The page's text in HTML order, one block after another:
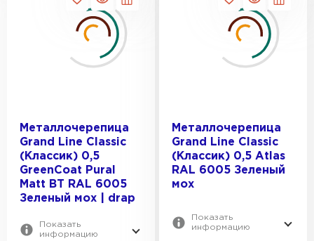
Металлочерепица
Grand Line Classic
(Классик) 0,5
GreenCoat Pural
Matt BT RAL 6005
Зеленый мох | drap
Показать
информацию
Металлочерепица
Grand Line Classic
(Классик) 0,5 Atlas
RAL 6005 Зеленый
мох
Показать
информацию